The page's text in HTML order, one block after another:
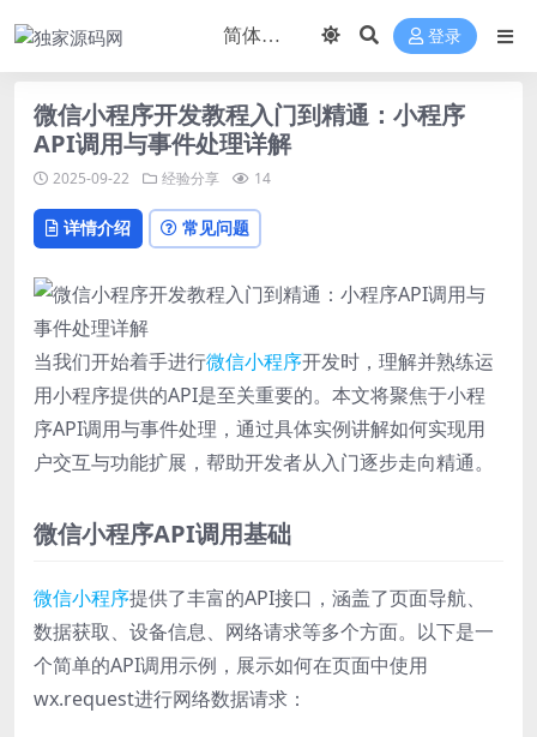
登录
微信小程序开发教程入门到精通：小程序
API调用与事件处理详解
2025-09-22 经验分享 14
详情介绍 常见问题
当我们开始着手进行微信小程序开发时，理解并熟练运
用小程序提供的API是至关重要的。本文将聚焦于小程
序API调用与事件处理，通过具体实例讲解如何实现用
户交互与功能扩展，帮助开发者从入门逐步走向精通。
微信小程序API调用基础
微信小程序提供了丰富的API接口，涵盖了页面导航、
数据获取、设备信息、网络请求等多个方面。以下是一
个简单的API调用示例，展示如何在页面中使用
wx.request进行网络数据请求：